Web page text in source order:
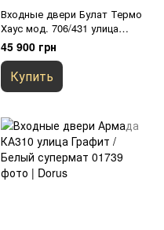
Входные двери Булат Термо
Хаус мод. 706/431 улица
Темный Антрацит / Белый
Атласный 1200
45 900 грн
Купить